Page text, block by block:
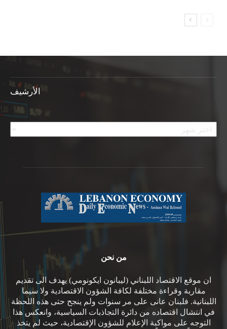
الأرشيف
الأرشيف
من نحن
ان موقع الاقتصاد اللبناني (ليبانون ايكونومي) يهدف الى تقديم
مقاربة وقراءة مختلفة لكافة الشؤون الاقتصادية ولا سيما
اللبنانية. فلبنان عانى على مر سنوات ولم ينجح حتى هذه اللحظة
في انتشال اقتصاده من دائرة التجاذبات السياسية، وانعكس هذا
التوجه على مواكبة الإعلام للشؤون الإقتصادية، حيث لم يتخذ